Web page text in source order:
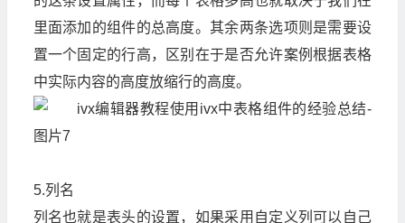
里面添加的组件的总高度。其余两条选项则是需要设
置一个固定的行高，区别在于是否允许案例根据表格
中实际内容的高度放缩行的高度。
5.列名
列名也就是表头的设置，如果采用自定义列可以自己